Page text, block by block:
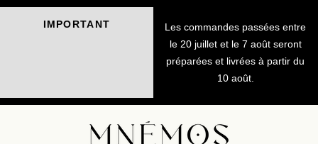
IMPORTANT
Les commandes passées entre
le 20 juillet et le 7 août seront
préparées et livrées à partir du
10 août.